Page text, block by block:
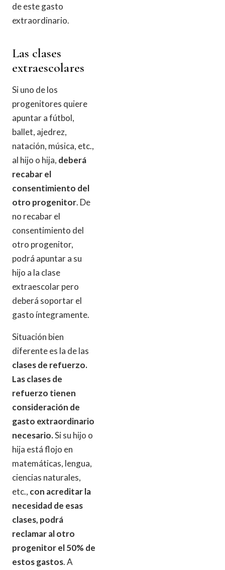
de este gasto
extraordinario.
Las clases
extraescolares
Si uno de los
progenitores quiere
apuntar a fútbol,
ballet, ajedrez,
natación, música, etc.,
al hijo o hija, deberá
recabar el
consentimiento del
otro progenitor. De
no recabar el
consentimiento del
otro progenitor,
podrá apuntar a su
hijo a la clase
extraescolar pero
deberá soportar el
gasto íntegramente.
Situación bien
diferente es la de las
clases de refuerzo.
Las clases de
refuerzo tienen
consideración de
gasto extraordinario
necesario.Si su hijo o
hija está flojo en
matemáticas, lengua,
ciencias naturales,
etc., con acreditar la
necesidad de esas
clases, podrá
reclamar al otro
progenitor el 50% de
estos gastos. A